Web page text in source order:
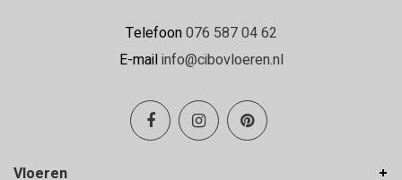
Telefoon076 587 04 62
E-mailinfo@cibovloeren.nl
Vloeren